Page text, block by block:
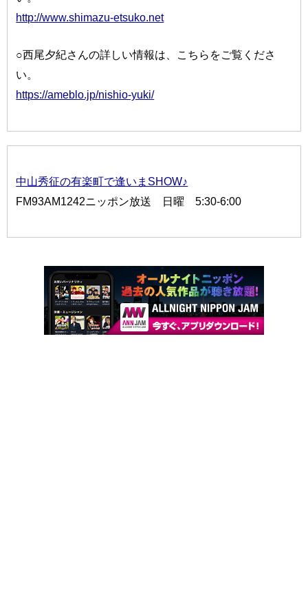
http://www.shimazu-etsuko.net
○西尾夕紀さんの詳しい情報は、こちらをご覧くださ
い。
https://ameblo.jp/nishio-yuki/
中山秀征の有楽町で逢いまSHOW♪
FM93AM1242ニッポン放送 日曜 5:30-6:00